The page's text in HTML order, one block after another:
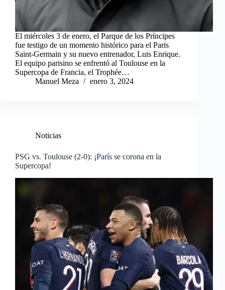
El miércoles 3 de enero, el Parque de los Príncipes
fue testigo de un momento histórico para el Paris
Saint-Germain y su nuevo entrenador, Luis Enrique.
El equipo parisino se enfrentó al Toulouse en la
Supercopa de Francia, el Trophée…
Manuel Meza
enero 3, 2024
Noticias
PSG vs. Toulouse (2-0): ¡París se corona en la
Supercopa!